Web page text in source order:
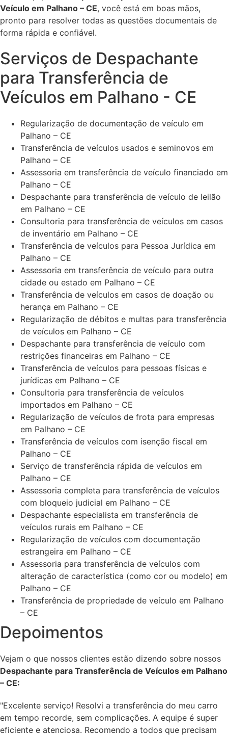
Veículo em Palhano – CE, você está em boas mãos,
pronto para resolver todas as questões documentais de
forma rápida e confiável.
Serviços de Despachante
para Transferência de
Veículos em Palhano - CE
Regularização de documentação de veículo em
Palhano – CE
Transferência de veículos usados e seminovos em
Palhano – CE
Assessoria em transferência de veículo financiado em
Palhano – CE
Despachante para transferência de veículo de leilão
em Palhano – CE
Consultoria para transferência de veículos em casos
de inventário em Palhano – CE
Transferência de veículos para Pessoa Jurídica em
Palhano – CE
Assessoria em transferência de veículo para outra
cidade ou estado em Palhano – CE
Transferência de veículos em casos de doação ou
herança em Palhano – CE
Regularização de débitos e multas para transferência
de veículos em Palhano – CE
Despachante para transferência de veículo com
restrições financeiras em Palhano – CE
Transferência de veículos para pessoas físicas e
jurídicas em Palhano – CE
Consultoria para transferência de veículos
importados em Palhano – CE
Regularização de veículos de frota para empresas
em Palhano – CE
Transferência de veículos com isenção fiscal em
Palhano – CE
Serviço de transferência rápida de veículos em
Palhano – CE
Assessoria completa para transferência de veículos
com bloqueio judicial em Palhano – CE
Despachante especialista em transferência de
veículos rurais em Palhano – CE
Regularização de veículos com documentação
estrangeira em Palhano – CE
Assessoria para transferência de veículos com
alteração de característica (como cor ou modelo) em
Palhano – CE
Transferência de propriedade de veículo em Palhano
– CE
Depoimentos
Vejam o que nossos clientes estão dizendo sobre nossos
Despachante para Transferência de Veículos em Palhano
– CE:
"Excelente serviço! Resolvi a transferência do meu carro
em tempo recorde, sem complicações. A equipe é super
eficiente e atenciosa. Recomendo a todos que precisam